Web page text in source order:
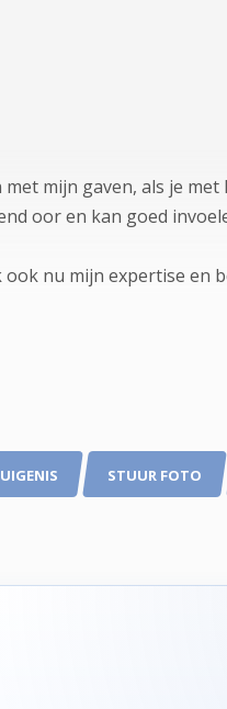
mijn gaven, als je
oor en kan goed
nu mijn expertise en
STUUR FOTO